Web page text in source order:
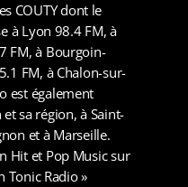
COUTY dont le
à Lyon 98.4 FM, à
FM, à Bourgoin-
FM, à Chalon-sur-
est également
sa région, à Saint-
et à Marseille.
Hit et Pop Music sur
Tonic Radio »